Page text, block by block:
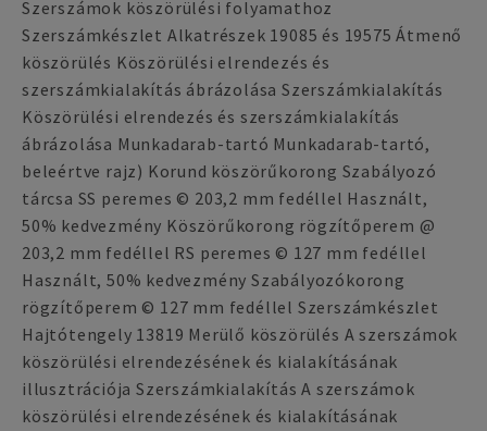
Szerszámok köszörülési folyamathoz
Szerszámkészlet Alkatrészek 19085 és 19575 Átmenő
köszörülés Köszörülési elrendezés és
szerszámkialakítás ábrázolása Szerszámkialakítás
Köszörülési elrendezés és szerszámkialakítás
ábrázolása Munkadarab-tartó Munkadarab-tartó,
beleértve rajz) Korund köszörűkorong Szabályozó
tárcsa SS peremes © 203,2 mm fedéllel Használt,
50% kedvezmény Köszörűkorong rögzítőperem @
203,2 mm fedéllel RS peremes © 127 mm fedéllel
Használt, 50% kedvezmény Szabályozókorong
rögzítőperem © 127 mm fedéllel Szerszámkészlet
Hajtótengely 13819 Merülő köszörülés A szerszámok
köszörülési elrendezésének és kialakításának
illusztrációja Szerszámkialakítás A szerszámok
köszörülési elrendezésének és kialakításának